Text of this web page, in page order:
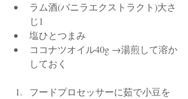
ラム酒(バニラエクストラクト)大さ
じ1
塩ひとつまみ
ココナツオイル40g →湯煎して溶か
しておく
フードプロセッサーに茹で小豆を